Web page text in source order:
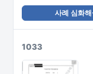
사례 심화해
1033